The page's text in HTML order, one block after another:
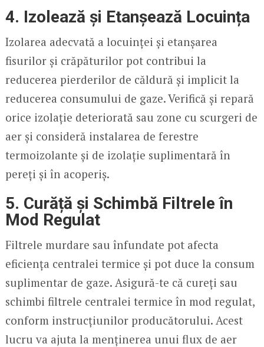
4. Izolează și Etanșează Locuința
Izolarea adecvată a locuinței și etanșarea
fisurilor și crăpăturilor pot contribui la
reducerea pierderilor de căldură și implicit la
reducerea consumului de gaze. Verifică și repară
orice izolație deteriorată sau zone cu scurgeri de
aer și consideră instalarea de ferestre
termoizolante și de izolație suplimentară în
pereți și în acoperiș.
5. Curăță și Schimbă Filtrele în
Mod Regulat
Filtrele murdare sau înfundate pot afecta
eficiența centralei termice și pot duce la consum
suplimentar de gaze. Asigură-te că cureți sau
schimbi filtrele centralei termice în mod regulat,
conform instrucțiunilor producătorului. Acest
lucru va ajuta la menținerea unui flux de aer